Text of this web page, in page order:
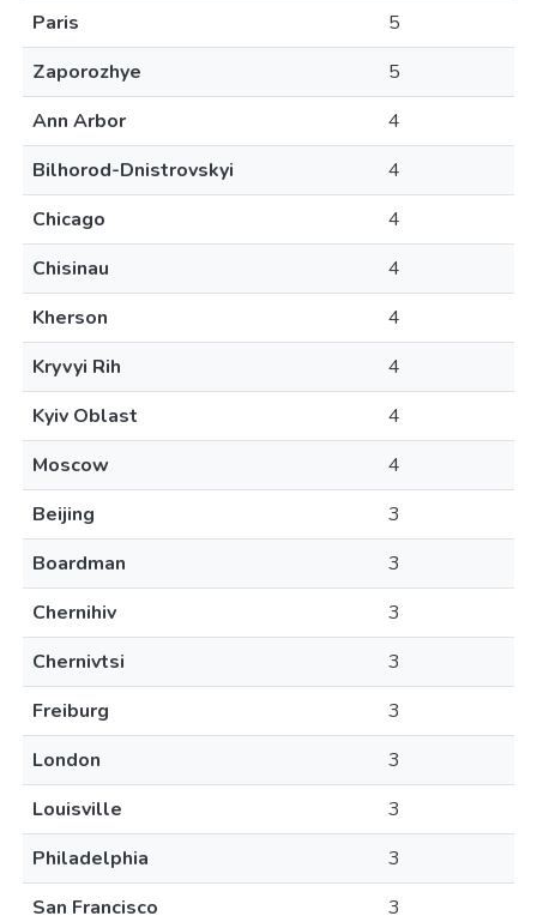
Paris
5
Zaporozhye
5
Ann Arbor
4
Bilhorod-Dnistrovskyi
4
Chicago
4
Chisinau
4
Kherson
4
Kryvyi Rih
4
Kyiv Oblast
4
Moscow
4
Beijing
3
Boardman
3
Chernihiv
3
Chernivtsi
3
Freiburg
3
London
3
Louisville
3
Philadelphia
3
San Francisco
3